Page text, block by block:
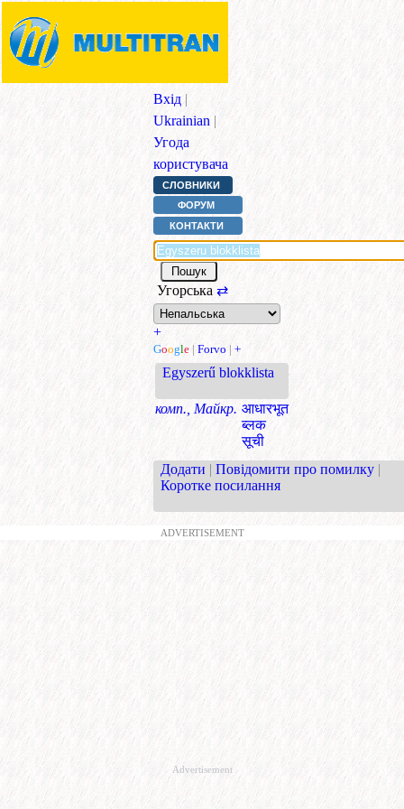
Вхід |
Ukrainian |
Угода
користувача
СЛОВНИКИ
ФОРУМ
КОНТАКТИ
Угорська ⇄
+
Google | Forvo | +
Egyszerű blokklista
комп., Майкр. आधारभूत
ब्लक
सूची
Додати | Повідомити про помилку |
Коротке посилання
ADVERTISEMENT
Advertisement